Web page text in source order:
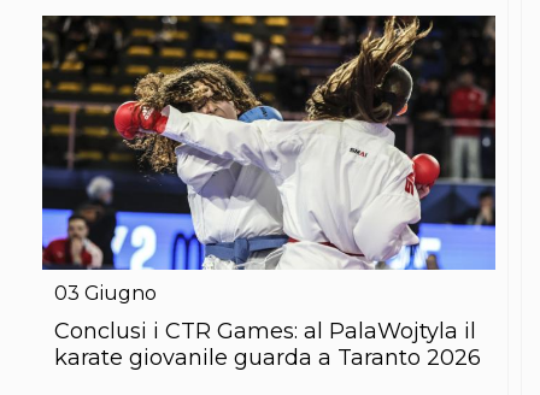
Karate
La disciplina
News
Gare e Risultati
Attività Didattica
Albi Federali
Arti marziali
Aikido
Ju Jitsu
Sumo
Capoeira
Grappling
Pancrazio/Pankration
S'istrumpa
News
03 Giugno
Conclusi i CTR Games: al PalaWojtyla il
karate giovanile guarda a Taranto 2026